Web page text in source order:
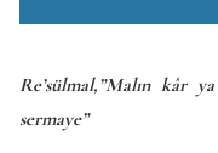
Re’sülmal,”Malın kâr
sermaye”